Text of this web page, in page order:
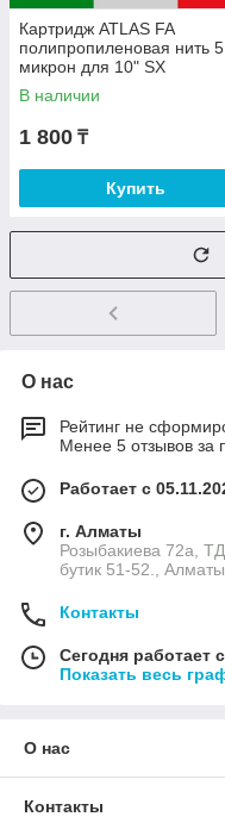
Картридж ATLAS FA
полипропиленовая нить 5
микрон для 10" SX
В наличии
1 800 ₸
Купить
О нас
Рейтинг не
Менее 5 отзывов за
Работает с
г. Алматы
Розыбакиева 72а,
бутик 51-52.,
Контакты
Сегодня работает
Показать весь
О нас
Контакты